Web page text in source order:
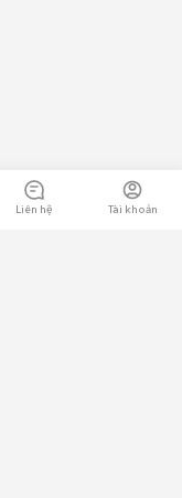
Liên hệ Tài khoản